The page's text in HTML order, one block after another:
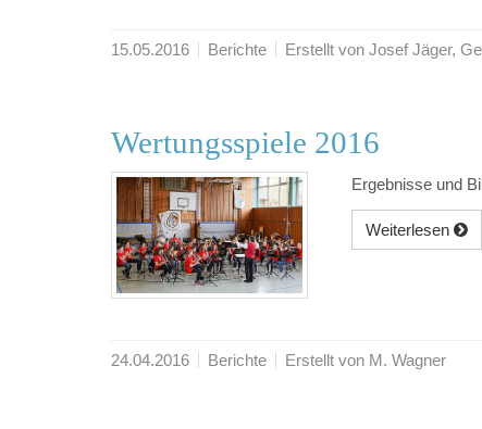
15.05.2016 Berichte Erstellt von Josef Jäger,
Wertungsspiele 2016
Ergebnisse und
Weiterlesen
24.04.2016 Berichte Erstellt von M. Wagner